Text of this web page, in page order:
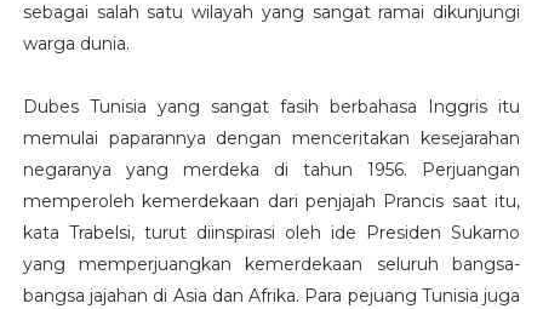
sebagai salah satu wilayah yang sangat ramai dikunjungi
warga dunia.
Dubes Tunisia yang sangat fasih berbahasa Inggris itu
memulai paparannya dengan menceritakan kesejarahan
negaranya yang merdeka di tahun 1956. Perjuangan
memperoleh kemerdekaan dari penjajah Prancis saat itu,
kata Trabelsi, turut diinspirasi oleh ide Presiden Sukarno
yang memperjuangkan kemerdekaan seluruh bangsa-
bangsa jajahan di Asia dan Afrika. Para pejuang Tunisia juga